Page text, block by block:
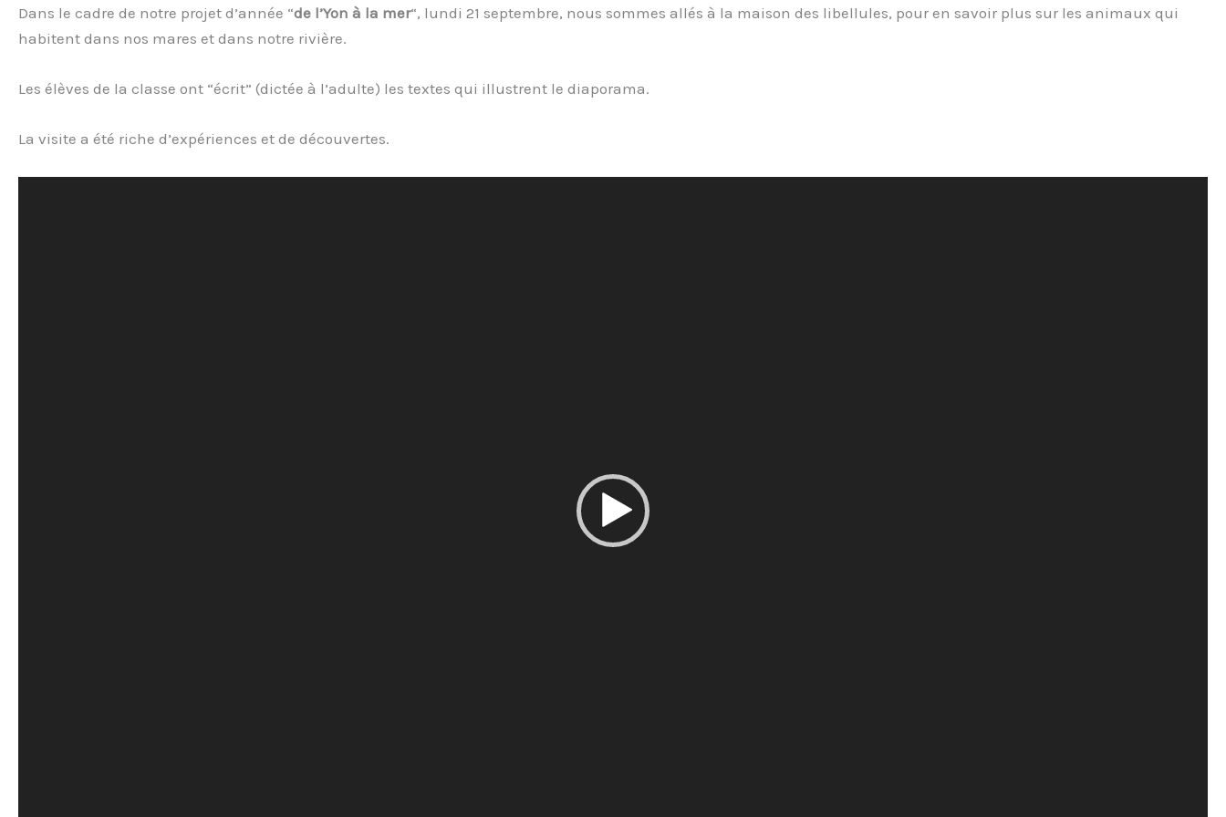
Dans le cadre de notre projet d’année “de l’Yon à la mer“, lundi 21 septembre, nous sommes allés à la maison des libellules, pour en savoir plus sur les animaux qui
habitent dans nos mares et dans notre rivière.
Les élèves de la classe ont “écrit” (dictée à l’adulte) les textes qui illustrent le diaporama.
La visite a été riche d’expériences et de découvertes.